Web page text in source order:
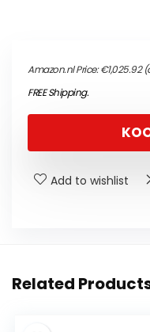
Amazon.nl Price:€1,025.92
FREE Shipping.
Add to wishlist
Related